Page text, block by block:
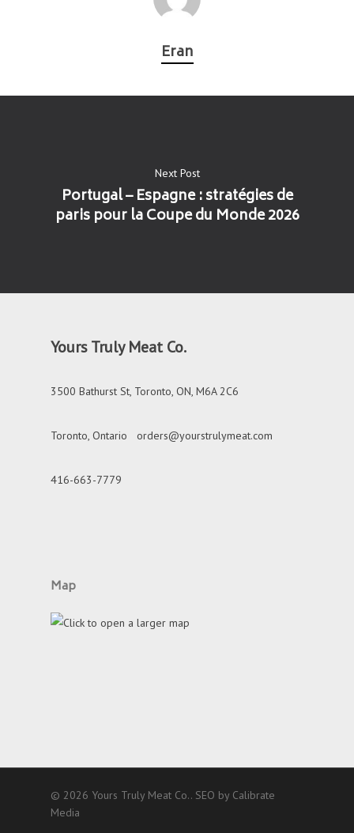
Eran
Next Post
Portugal – Espagne : stratégies de
paris pour la Coupe du Monde 2026
Yours Truly Meat Co.
3500 Bathurst St, Toronto, ON, M6A 2C6
Toronto, Ontario orders@yourstrulymeat.com
416-663-7779
Map
© 2026 Yours Truly Meat Co.. SEO by Calibrate
Media